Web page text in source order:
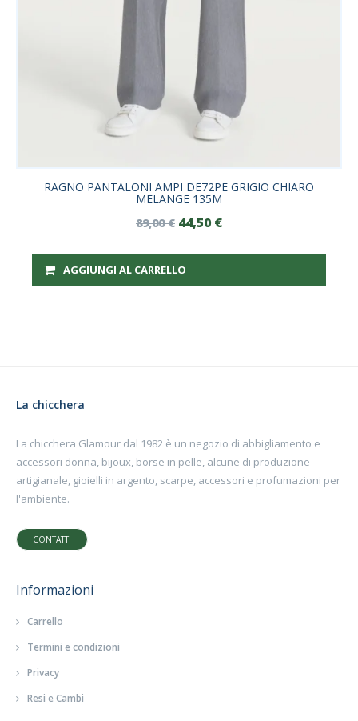
RAGNO PANTALONI AMPI DE72PE GRIGIO CHIARO
MELANGE 135M
89,00€ 44,50 €
AGGIUNGI AL CARRELLO
La chicchera
La chicchera Glamour dal 1982 è un negozio di abbigliamento e
accessori donna, bijoux, borse in pelle, alcune di produzione
artigianale, gioielli in argento, scarpe, accessori e profumazioni per
l'ambiente.
CONTATTI
Informazioni
Carrello
Termini e condizioni
Privacy
Resi e Cambi